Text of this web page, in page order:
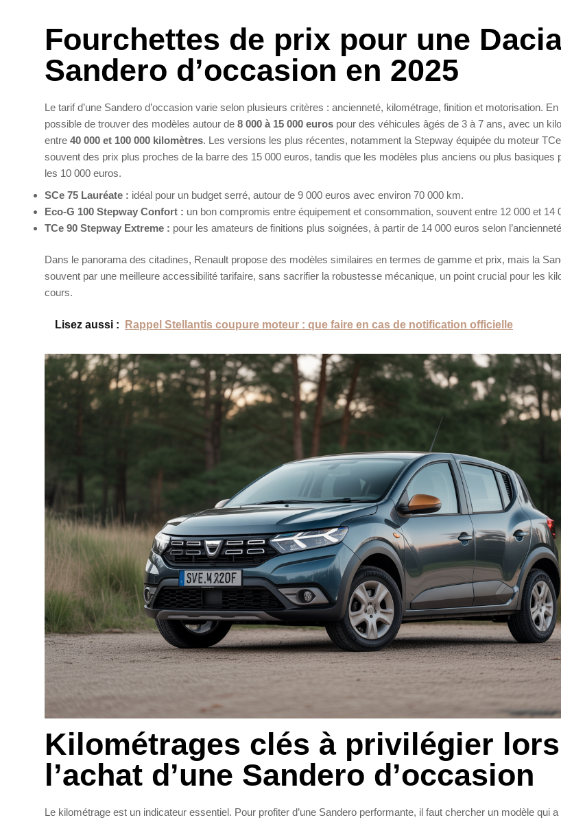
Fourchettes de prix pour une
Sandero d’occasion en 2025
Le tarif d’une Sandero d’occasion varie selon plusieurs critères : ancienneté, kilométrage, finition et motorisation.
possible de trouver des modèles autour de 8 000 à 15 000 euros pour des véhicules âgés de 3 à 7 ans, avec un
entre 40 000 et 100 000 kilomètres. Les versions les plus récentes, notamment la Stepway équipée du moteur
souvent des prix plus proches de la barre des 15 000 euros, tandis que les modèles plus anciens ou plus basiques
les 10 000 euros.
SCe 75 Lauréate : idéal pour un budget serré, autour de 9 000 euros avec environ 70 000 km.
Eco-G 100 Stepway Confort : un bon compromis entre équipement et consommation, souvent entre 12 000 et 14
TCe 90 Stepway Extreme : pour les amateurs de finitions plus soignées, à partir de 14 000 euros selon
Dans le panorama des citadines, Renault propose des modèles similaires en termes de gamme et prix, mais la
souvent par une meilleure accessibilité tarifaire, sans sacrifier la robustesse mécanique, un point crucial pour les
cours.
Lisez aussi : Rappel Stellantis coupure moteur : que faire en cas de notification officielle
Kilométrages clés à privilégier
l’achat d’une Sandero d’occasion
Le kilométrage est un indicateur essentiel. Pour profiter d’une Sandero performante, il faut chercher un modèle qui